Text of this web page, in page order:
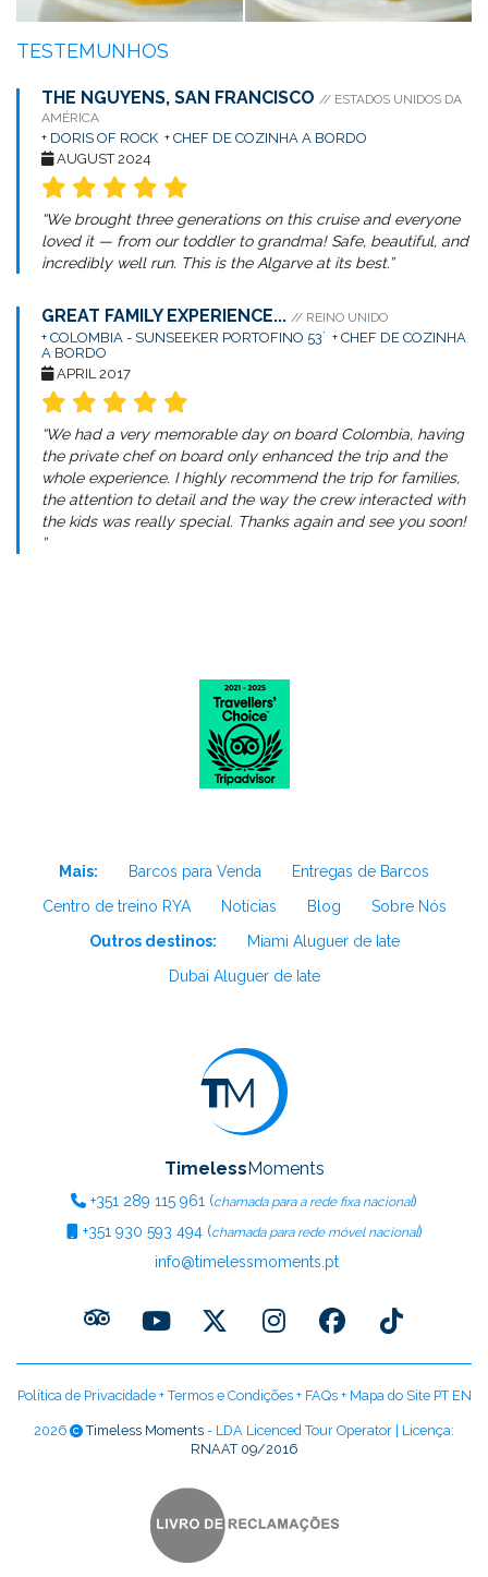
TESTEMUNHOS
THE NGUYENS, SAN FRANCISCO // ESTADOS UNIDOS DA
AMÉRICA
+ DORIS OF ROCK + CHEF DE COZINHA A BORDO
AUGUST 2024
“We brought three generations on this cruise and everyone
loved it — from our toddler to grandma! Safe, beautiful, and
incredibly well run. This is the Algarve at its best.”
GREAT FAMILY EXPERIENCE... // REINO UNIDO
+ COLOMBIA - SUNSEEKER PORTOFINO 53´ + CHEF DE COZINHA
A BORDO
APRIL 2017
“We had a very memorable day on board Colombia, having
the private chef on board only enhanced the trip and the
whole experience. I highly recommend the trip for families,
the attention to detail and the way the crew interacted with
the kids was really special. Thanks again and see you soon!
”
Mais: Barcos para Venda
Entregas de Barcos
Centro de treino RYA
Notícias Blog
Sobre Nós
Outros destinos:
Miami Aluguer de Iate
Dubai Aluguer de Iate
TimelessMoments
+351 289 115 961 (chamada para a rede fixa nacional)
+351 930 593 494(chamada para rede móvel nacional)
info@timelessmoments.pt
Política de Privacidade+Termos e Condições+ FAQs+ Mapa do Site PT EN
2026 Timeless Moments - LDA Licenced Tour Operator | Licença:
RNAAT 09/2016